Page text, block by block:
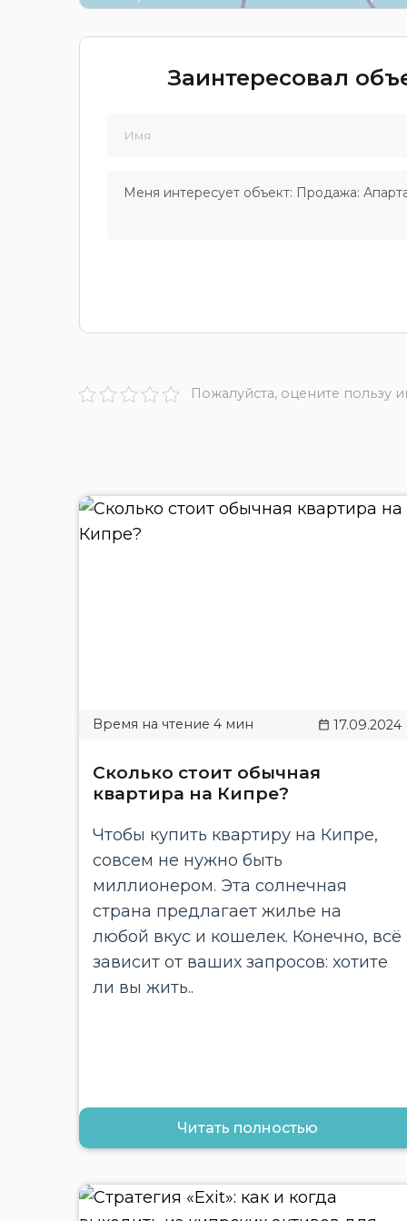
Заинтересовал
Пожалуйста, оцените пользу
17.09.2024
Сколько стоит обычная
квартира на Кипре?
Чтобы купить квартиру на Кипре,
совсем не нужно быть
миллионером. Эта солнечная
страна предлагает жилье на
любой вкус и кошелек. Конечно, всё
зависит от ваших запросов: хотите
ли вы жить..
Читать полностью